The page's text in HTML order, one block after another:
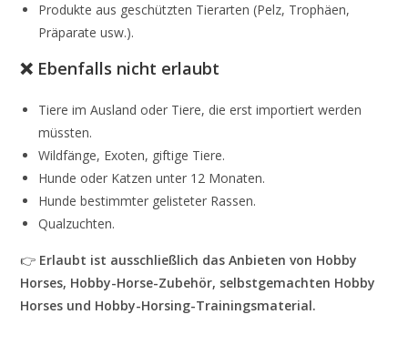
Produkte aus geschützten Tierarten (Pelz, Trophäen,
Präparate usw.).
❌ Ebenfalls nicht erlaubt
Tiere im Ausland oder Tiere, die erst importiert werden
müssten.
Wildfänge, Exoten, giftige Tiere.
Hunde oder Katzen unter 12 Monaten.
Hunde bestimmter gelisteter Rassen.
Qualzuchten.
👉 Erlaubt ist ausschließlich das Anbieten von Hobby
Horses, Hobby-Horse-Zubehör, selbstgemachten Hobby
Horses und Hobby-Horsing-Trainingsmaterial.